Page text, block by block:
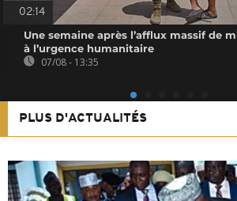
02:14
Une semaine après l’afflux massif de
à l’urgence humanitaire
07/08 - 13:35
PLUS D'ACTUALITÉS